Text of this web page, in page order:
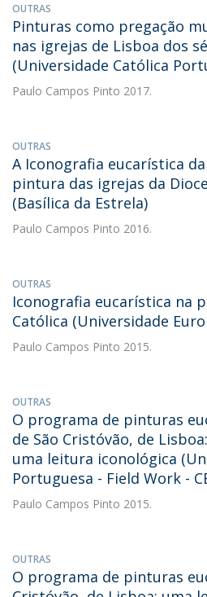
OUTRAS
Pinturas como pregação
nas igrejas de Lisboa dos
(Universidade Católica
Paulo Campos Pinto 2017.
OUTRAS
A Iconografia eucarística
pintura das igrejas da
(Basílica da Estrela)
Paulo Campos Pinto 2016.
OUTRAS
Iconografia eucarística na
Católica (Universidade
Paulo Campos Pinto 2015.
OUTRAS
O programa de pinturas
de São Cristóvão, de
uma leitura iconológica
Portuguesa - Field Work -
Paulo Campos Pinto 2015.
OUTRAS
O programa de pinturas